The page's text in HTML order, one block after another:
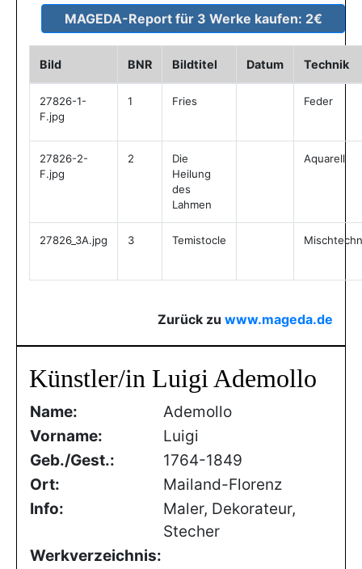
Bild BNR Bildtitel Datum Technik
27826-1-
F.jpg
1 Fries Feder
27826-2-
F.jpg
2
Die
Heilung
des
Lahmen
Aquarell
27826_3A.jpg 3 Temistocle
Zurück zu www.mageda.de
Künstler/in Luigi Ademollo
Name:
Ademollo
Vorname:
Luigi
Geb./Gest.:
1764-1849
Ort:
Mailand-Florenz
Info:
Maler, Dekorateur,
Stecher
Werkverzeichnis: